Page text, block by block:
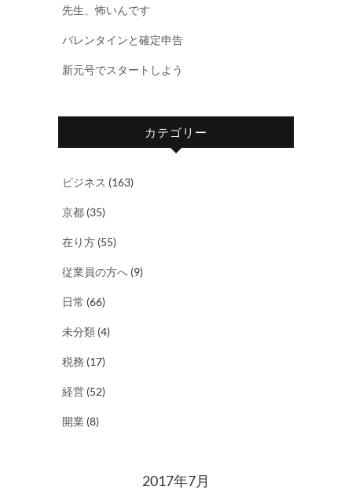
先生、怖いんです
バレンタインと確定申告
新元号でスタートしよう
カテゴリー
ビジネス (163)
京都 (35)
在り方 (55)
従業員の方へ (9)
日常 (66)
未分類 (4)
税務 (17)
経営 (52)
開業 (8)
2017年7月